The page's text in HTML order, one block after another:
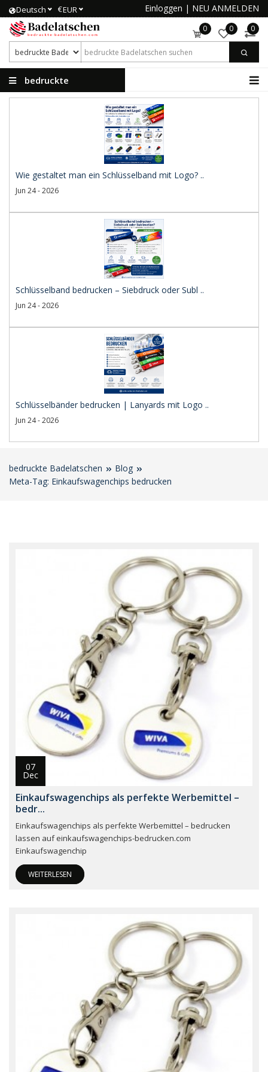
Deutsch €EUR Einloggen | NEU ANMELDEN
0 0 0
bedruckte
Wie gestaltet man ein Schlüsselband mit Logo? ..
Jun 24 - 2026
Schlüsselband bedrucken – Siebdruck oder Subl ..
Jun 24 - 2026
Schlüsselbänder bedrucken | Lanyards mit Logo ..
Jun 24 - 2026
bedruckte Badelatschen
Blog
Meta-Tag: Einkaufswagenchips bedrucken
07
Dec
Einkaufswagenchips als perfekte Werbemittel –
bedr...
Einkaufswagenchips als perfekte Werbemittel – bedrucken
lassen auf einkaufswagenchips-bedrucken.com
Einkaufswagenchip
WEITERLESEN